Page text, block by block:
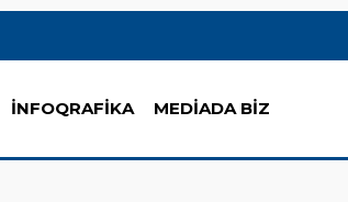
İNFOQRAFİKA MEDİADA BİZ